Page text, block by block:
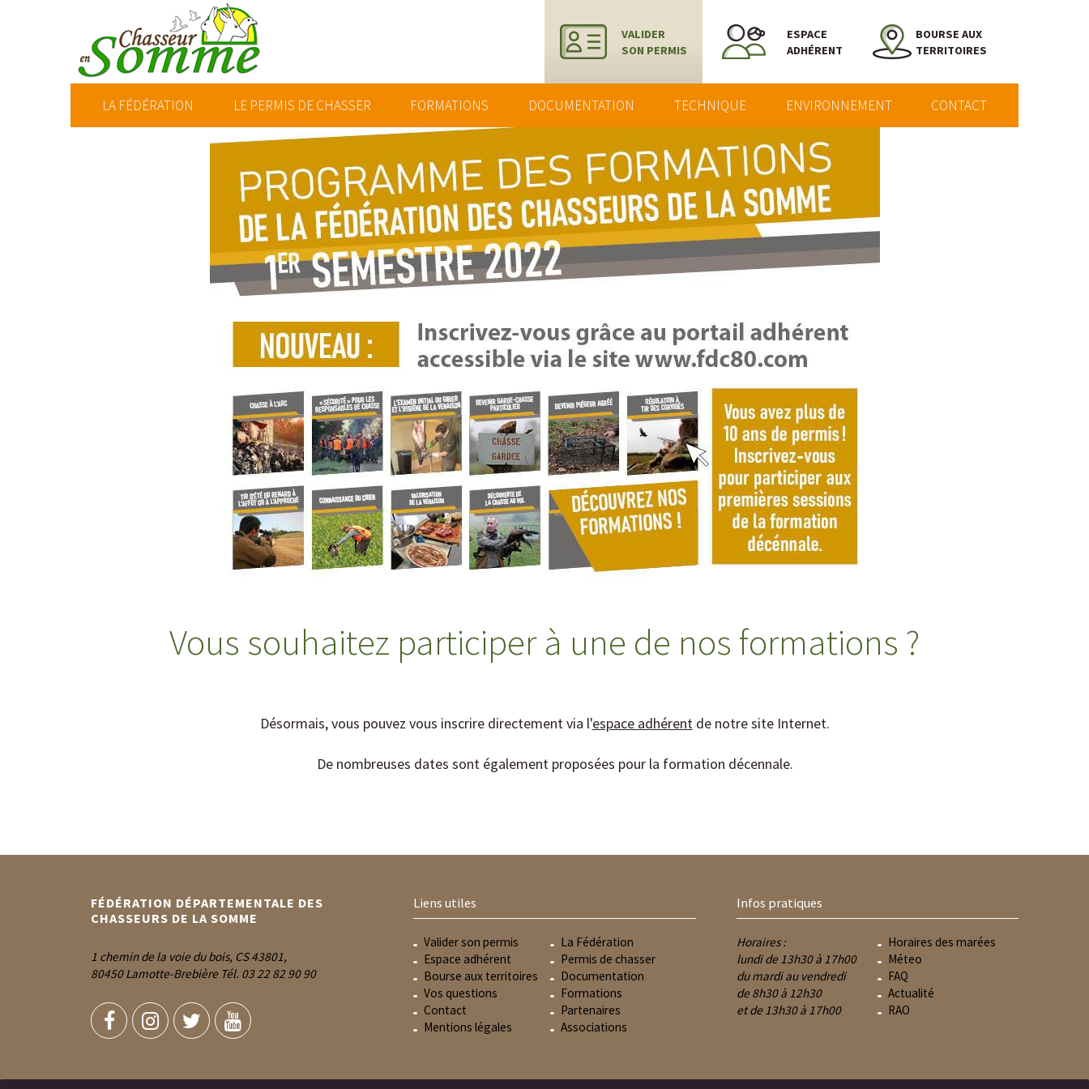
VALIDER
SON PERMIS
ESPACE
ADHÉRENT
BOURSE AUX
TERRITOIRES
LA FÉDÉRATION LE PERMIS DE CHASSER FORMATIONS DOCUMENTATION TECHNIQUE ENVIRONNEMENT CONTACT
Vous souhaitez participer à une de nos formations ?
Désormais, vous pouvez vous inscrire directement via l'espace adhérentde notre site Internet.
De nombreuses dates sont également proposées pour la formation décennale.
FÉDÉRATION DÉPARTEMENTALE DES
CHASSEURS DE LA SOMME
1 chemin de la voie du bois, CS 43801,
80450 Lamotte-Brebière Tél. 03 22 82 90 90
Liens utiles
Valider son permis
Espace adhérent
Bourse aux territoires
Vos questions
Contact
Mentions légales
La Fédération
Permis de chasser
Documentation
Formations
Partenaires
Associations
Infos pratiques
Horaires :
lundi de 13h30 à 17h00
du mardi au vendredi
de 8h30 à 12h30
et de 13h30 à 17h00
Horaires des marées
Méteo
FAQ
Actualité
RAO